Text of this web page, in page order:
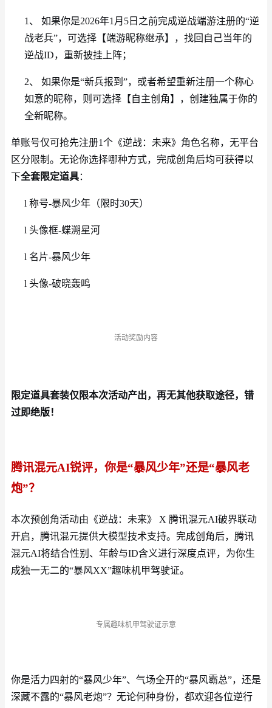
1、 如果你是2026年1月5日之前完成逆战端游注册的“逆
战老兵”，可选择【端游昵称继承】，找回自己当年的
逆战ID，重新披挂上阵；
2、 如果你是“新兵报到”，或者希望重新注册一个称心
如意的昵称，则可选择【自主创角】，创建独属于你的
全新昵称。
单账号仅可抢先注册1个《逆战：未来》角色名称，无平台
区分限制。无论你选择哪种方式，完成创角后均可获得以
下全套限定道具：
l 称号-暴风少年（限时30天）
l 头像框-蝶溯星河
l 名片-暴风少年
l 头像-破晓轰鸣
活动奖励内容
限定道具套装仅限本次活动产出，再无其他获取途径，错
过即绝版！
腾讯混元AI锐评，你是“暴风少年”还是“暴风老
炮”？
本次预创角活动由《逆战：未来》
X 腾讯混元AI破界联动
开启，腾讯混元提供大模型技术支持。完成创角后，腾讯
混元AI将结合性别、年龄与ID含义进行深度点评，为你生
成独一无二的“暴风XX”趣味机甲驾驶证。
专属趣味机甲驾驶证示意
你是活力四射的“暴风少年”、气场全开的“暴风霸总”，还是
深藏不露的“暴风老炮”？无论何种身份，都欢迎各位逆行